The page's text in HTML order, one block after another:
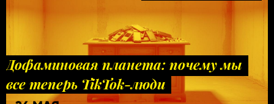
Дофаминовая планета: почему мы
все теперь TikTok-люди